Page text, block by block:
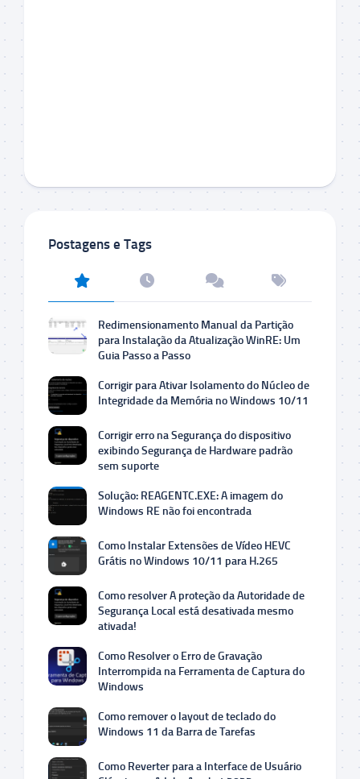
Postagens e Tags
Redimensionamento Manual da Partição
para Instalação da Atualização WinRE: Um
Guia Passo a Passo
Corrigir para Ativar Isolamento do Núcleo de
Integridade da Memória no Windows 10/11
Corrigir erro na Segurança do dispositivo
exibindo Segurança de Hardware padrão
sem suporte
Solução: REAGENTC.EXE: A imagem do
Windows RE não foi encontrada
Como Instalar Extensões de Vídeo HEVC
Grátis no Windows 10/11 para H.265
Como resolver A proteção da Autoridade de
Segurança Local está desativada mesmo
ativada!
Como Resolver o Erro de Gravação
Interrompida na Ferramenta de Captura do
Windows
Como remover o layout de teclado do
Windows 11 da Barra de Tarefas
Como Reverter para a Interface de Usuário